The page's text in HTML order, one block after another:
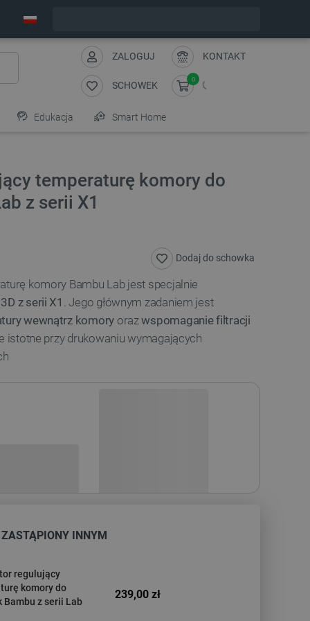
ZALOGUJ KONTAKT
SCHOWEK
0
Edukacja Smart Home
temperaturę komory do
z serii X1
Dodaj do schowka
komory Bambu Lab jest specjalnie
z serii X1 . Jego głównym zadaniem jest
wewnątrz komory orazwspomaganie filtracji
istotne przy drukowaniu wymagających
INNYM
regulujący
komory do
Bambu z serii Lab
239,00 zł